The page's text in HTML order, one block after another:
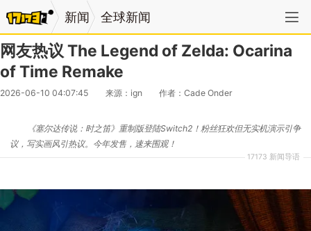
新闻 全球新闻
网友热议 The Legend of Zelda: Ocarina
of Time Remake
2026-06-10 04:07:45 来源：ign 作者：Cade Onder
17173 新闻导语
《塞尔达传说：时之笛》重制版登陆Switch2！粉丝狂欢但无实机演示引争
议，写实画风引热议。今年发售，速来围观！